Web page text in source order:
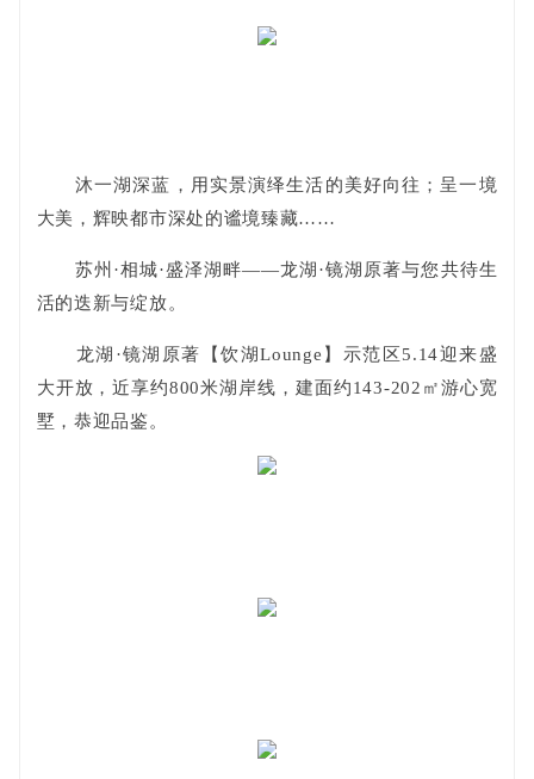
沐一湖深蓝，用实景演绎生活的美好向往；呈一境
大美，辉映都市深处的谧境臻藏……
苏州·相城·盛泽湖畔——龙湖·镜湖原著与您共待生
活的迭新与绽放。
龙湖·镜湖原著【饮湖Lounge】示范区5.14迎来盛
大开放，近享约800米湖岸线，建面约143-202㎡游心宽
墅，恭迎品鉴。